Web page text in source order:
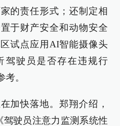
的责任形式；还制定相
于财产安全和动物安全
试点应用AI智能摄像头
驾驶员是否存在违规行
。
加快落地。郑翔介绍，
驾驶员注意力监测系统性